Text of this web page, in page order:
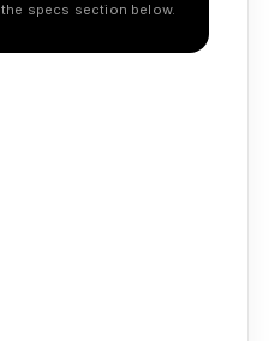
specs section below.